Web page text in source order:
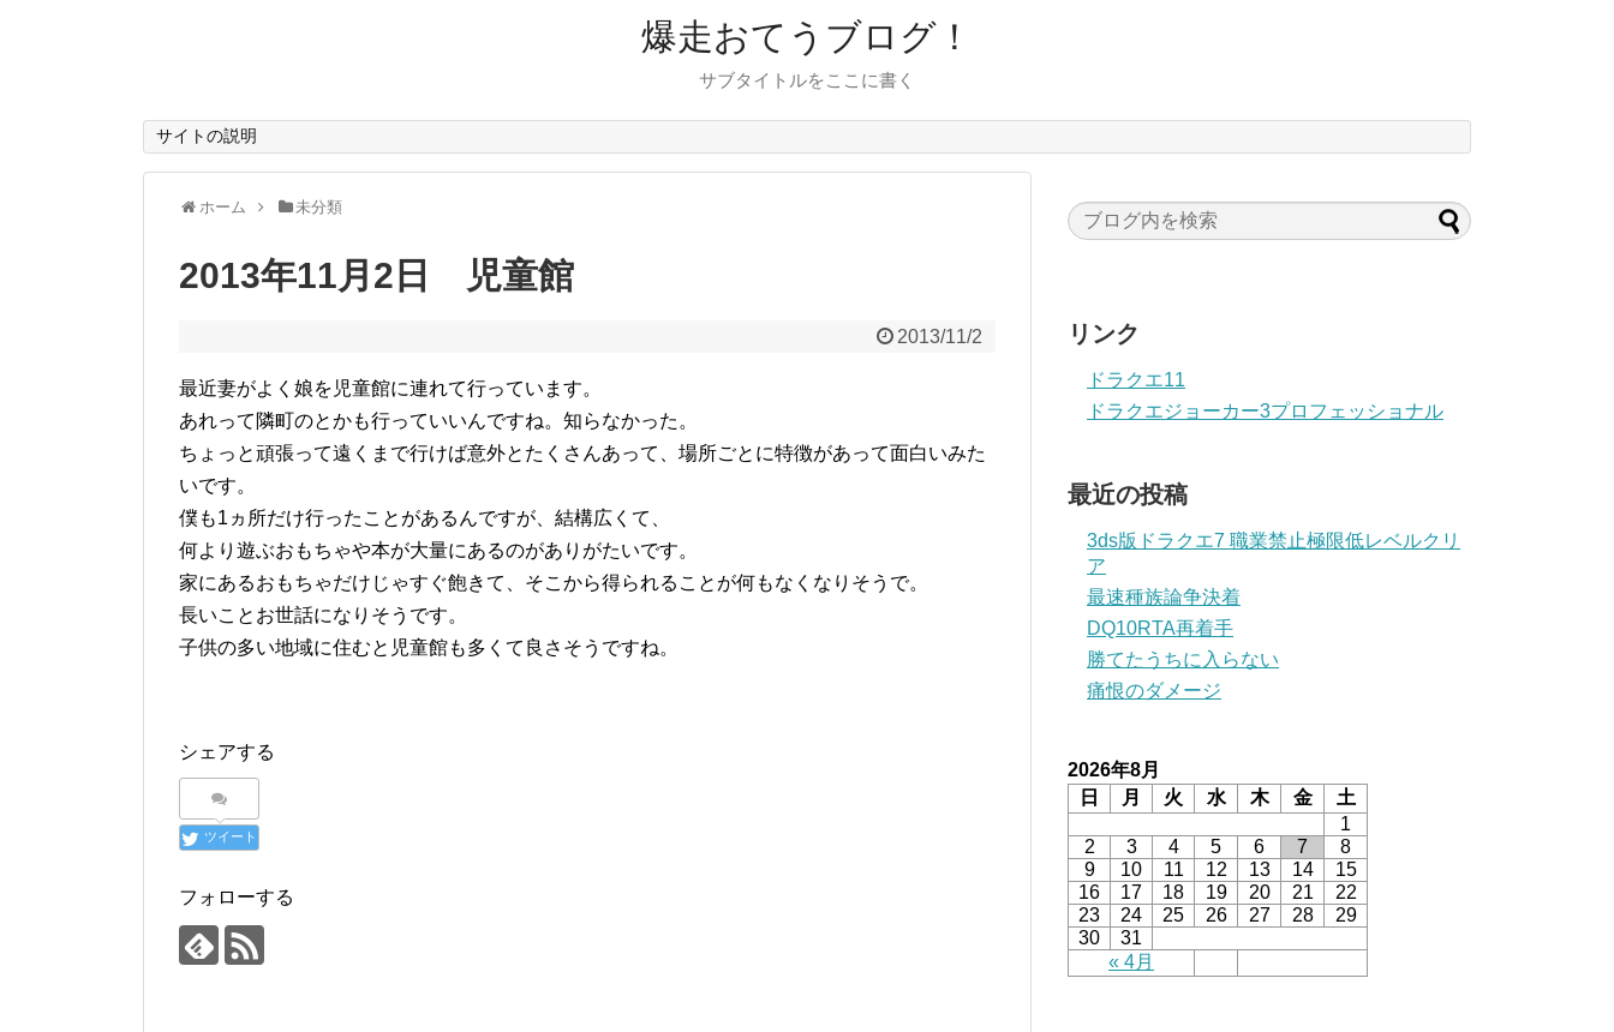
爆走おてうブログ！
サブタイトルをここに書く
サイトの説明
ホーム 未分類
2013年11月2日 児童館
2013/11/2
最近妻がよく娘を児童館に連れて行っています。
あれって隣町のとかも行っていいんですね。知らなかった。
ちょっと頑張って遠くまで行けば意外とたくさんあって、場所ごとに特徴があって面白いみた
いです。
僕も1ヵ所だけ行ったことがあるんですが、結構広くて、
何より遊ぶおもちゃや本が大量にあるのがありがたいです。
家にあるおもちゃだけじゃすぐ飽きて、そこから得られることが何もなくなりそうで。
長いことお世話になりそうです。
子供の多い地域に住むと児童館も多くて良さそうですね。
シェアする
ツイート
フォローする
リンク
ドラクエ11
ドラクエジョーカー3プロフェッショナル
最近の投稿
3ds版ドラクエ7 職業禁止極限低レベルクリ
ア
最速種族論争決着
DQ10RTA再着手
勝てたうちに入らない
痛恨のダメージ
2026年8月
日
月 火 水 木 金 土
« 4月
1
2
3 4 5 6 7
8
9
10 11 12 13 14
15
16
17 18 19 20 21
22
23
24 25 26 27 28
29
30
31